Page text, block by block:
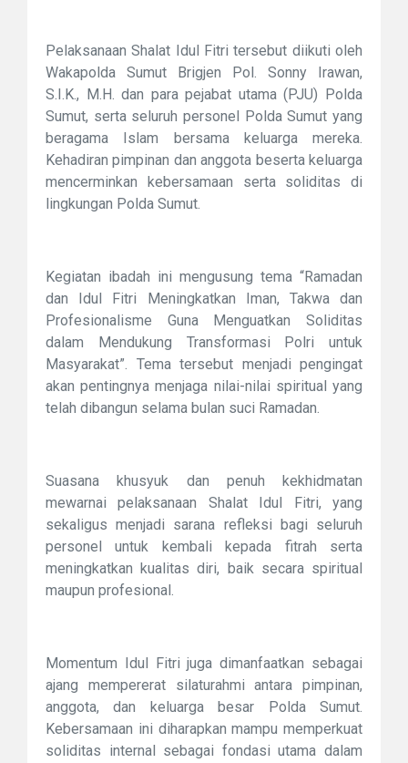
Pelaksanaan Shalat Idul Fitri tersebut diikuti oleh
Wakapolda Sumut Brigjen Pol. Sonny Irawan,
S.I.K., M.H. dan para pejabat utama (PJU) Polda
Sumut, serta seluruh personel Polda Sumut yang
beragama Islam bersama keluarga mereka.
Kehadiran pimpinan dan anggota beserta keluarga
mencerminkan kebersamaan serta soliditas di
lingkungan Polda Sumut.
Kegiatan ibadah ini mengusung tema “Ramadan
dan Idul Fitri Meningkatkan Iman, Takwa dan
Profesionalisme Guna Menguatkan Soliditas
dalam Mendukung Transformasi Polri untuk
Masyarakat”. Tema tersebut menjadi pengingat
akan pentingnya menjaga nilai-nilai spiritual yang
telah dibangun selama bulan suci Ramadan.
Suasana khusyuk dan penuh kekhidmatan
mewarnai pelaksanaan Shalat Idul Fitri, yang
sekaligus menjadi sarana refleksi bagi seluruh
personel untuk kembali kepada fitrah serta
meningkatkan kualitas diri, baik secara spiritual
maupun profesional.
Momentum Idul Fitri juga dimanfaatkan sebagai
ajang mempererat silaturahmi antara pimpinan,
anggota, dan keluarga besar Polda Sumut.
Kebersamaan ini diharapkan mampu memperkuat
soliditas internal sebagai fondasi utama dalam